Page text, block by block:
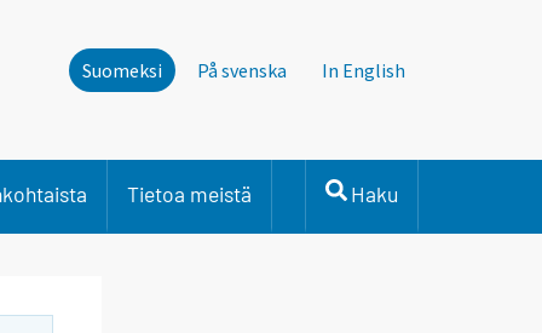
Suomeksi På svenska In English
Tietoa meistä Haku